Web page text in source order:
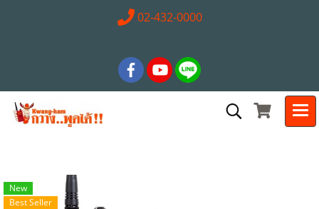
02-432-0000
New
Best Seller